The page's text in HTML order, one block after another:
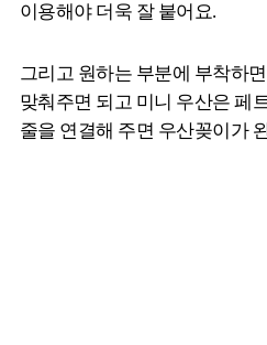
이용해야 더욱 잘 붙어요.
그리고 원하는 부분에 부착하
맞춰주면 되고 미니 우산은 페
줄을 연결해 주면 우산꽂이가